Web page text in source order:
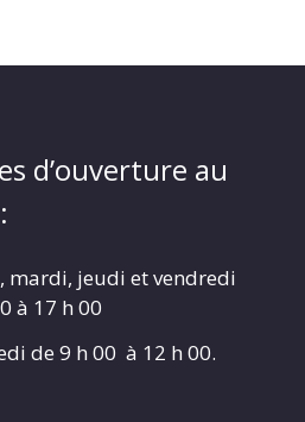
d’ouverture au
mardi, jeudi et vendredi
à 17 h 00
de 9 h 00 à 12 h 00.